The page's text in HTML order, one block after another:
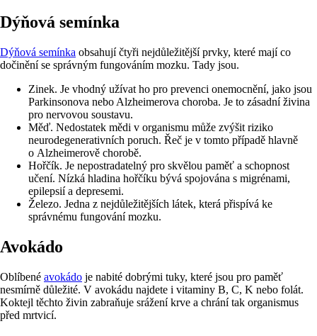
Dýňová semínka
Dýňová semínka obsahují čtyři nejdůležitější prvky, které mají co
dočinění se správným fungováním mozku. Tady jsou.
Zinek. Je vhodný užívat ho pro prevenci onemocnění, jako jsou
Parkinsonova nebo Alzheimerova choroba. Je to zásadní živina
pro nervovou soustavu.
Měď. Nedostatek mědi v organismu může zvýšit riziko
neurodegenerativních poruch. Řeč je v tomto případě hlavně
o Alzheimerově chorobě.
Hořčík. Je nepostradatelný pro skvělou paměť a schopnost
učení. Nízká hladina hořčíku bývá spojována s migrénami,
epilepsií a depresemi.
Železo. Jedna z nejdůležitějších látek, která přispívá ke
správnému fungování mozku.
Avokádo
Oblíbené avokádo je nabité dobrými tuky, které jsou pro paměť
nesmírně důležité. V avokádu najdete i vitaminy B, C, K nebo folát.
Koktejl těchto živin zabraňuje srážení krve a chrání tak organismus
před mrtvicí.